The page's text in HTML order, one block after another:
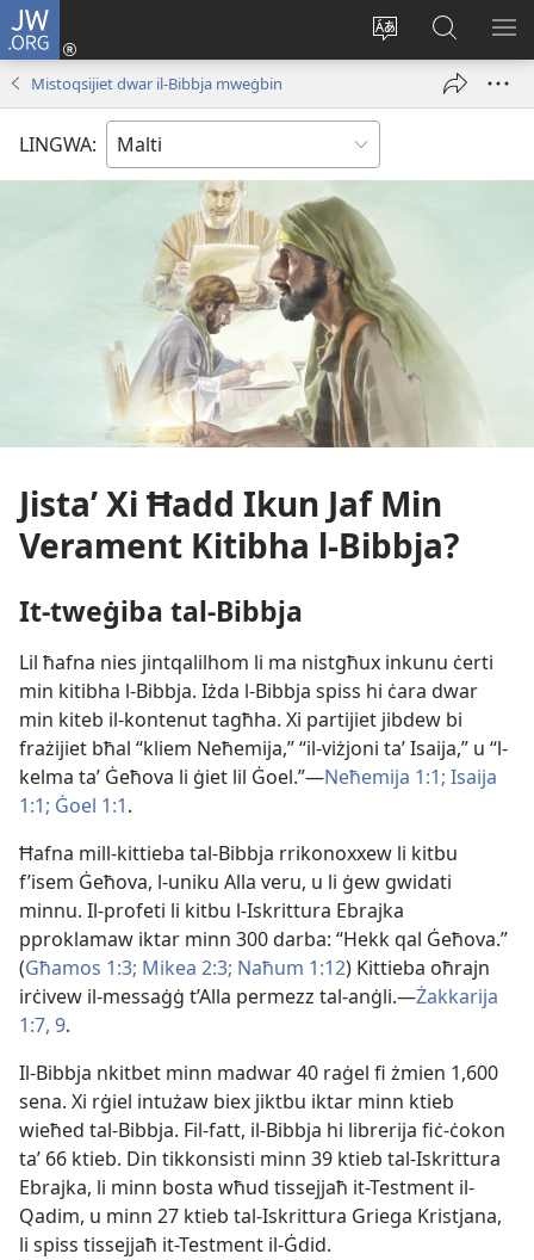
JW.ORG
Biddel
lingwa
Illoggja
(opens
Fittex
f’JW.ORG
Mistoqsijiet dwar il-Bibbja mweġbin
LINGWA:
Jistaʼ Xi Ħadd Ikun Jaf Min
Verament Kitibha l-Bibbja?
It-tweġiba tal-Bibbja
Lil ħafna nies jintqalilhom li ma nistgħux inkunu ċerti
min kitibha l-Bibbja. Iżda l-Bibbja spiss hi ċara dwar
min kiteb il-kontenut tagħha. Xi partijiet jibdew bi
frażijiet bħal “kliem Neħemija,” “il-viżjoni taʼ Isaija,” u “l-
kelma taʼ Ġeħova li ġiet lil Ġoel.”—Neħemija 1:1; Isaija
1:1; Ġoel 1:1.
Ħafna mill-kittieba tal-Bibbja rrikonoxxew li kitbu
f’isem Ġeħova, l-uniku Alla veru, u li ġew gwidati
minnu. Il-profeti li kitbu l-Iskrittura Ebrajka
pproklamaw iktar minn 300 darba: “Hekk qal Ġeħova.”
(Għamos 1:3; Mikea 2:3; Naħum 1:12) Kittieba oħrajn
irċivew il-messaġġ t’Alla permezz tal-anġli.—Żakkarija
1:7, 9.
Il-Bibbja nkitbet minn madwar 40 raġel fi żmien 1,600
sena. Xi rġiel intużaw biex jiktbu iktar minn ktieb
wieħed tal-Bibbja. Fil-fatt, il-Bibbja hi librerija fiċ-ċokon
taʼ 66 ktieb. Din tikkonsisti minn 39 ktieb tal-Iskrittura
Ebrajka, li minn bosta wħud tissejjaħ it-Testment il-
Qadim, u minn 27 ktieb tal-Iskrittura Griega Kristjana,
li spiss tissejjaħ it-Testment il-Ġdid.